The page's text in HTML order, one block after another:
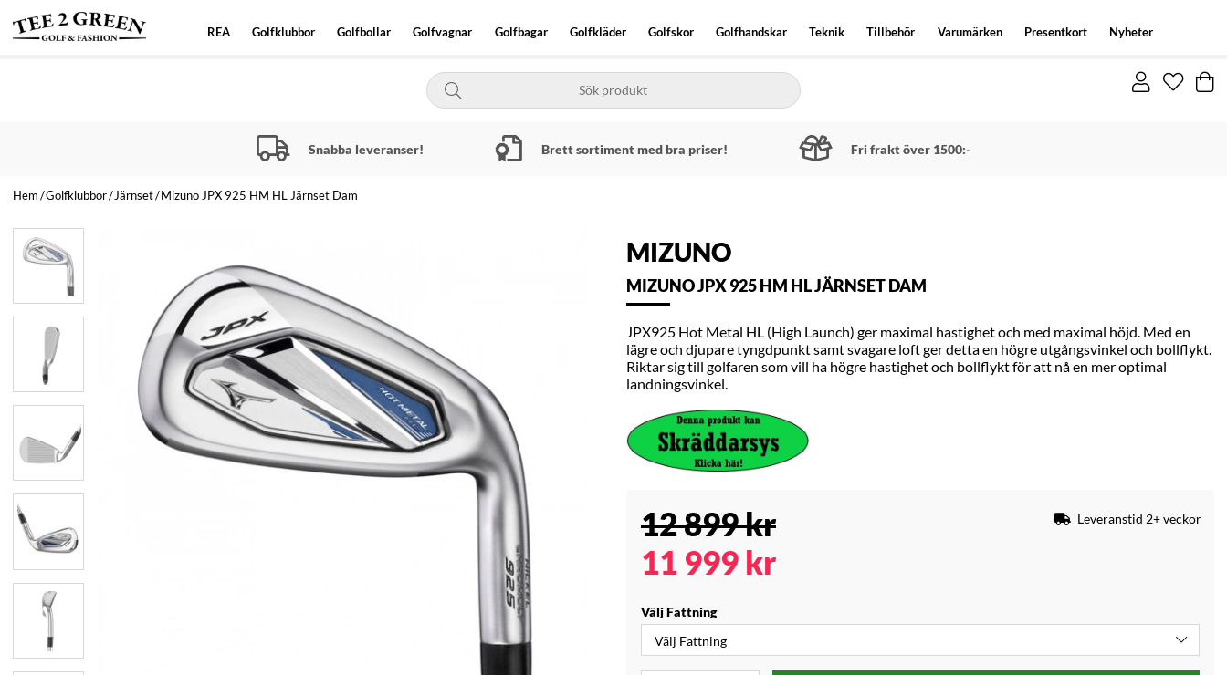
REA Golfklubbor Golfbollar Golfvagnar Golfbagar Golfkläder Golfskor Golfhandskar Teknik Tillbehör Varumärken Presentkort Nyheter
Snabba leveranser! Brett sortiment med bra priser! Fri frakt över 1500:-
Hem Golfklubbor Järnset Mizuno JPX 925 HM HL Järnset Dam
MIZUNO
MIZUNO JPX 925 HM HL JÄRNSET DAM
JPX925 Hot Metal HL (High Launch) ger maximal hastighet och med maximal höjd. Med en
lägre och djupare tyngdpunkt samt svagare loft ger detta en högre utgångsvinkel och bollflykt.
Riktar sig till golfaren som vill ha högre hastighet och bollflykt för att nå en mer optimal
landningsvinkel.
12 899kr
11 999 kr
Leveranstid 2+ veckor
Välj Fattning